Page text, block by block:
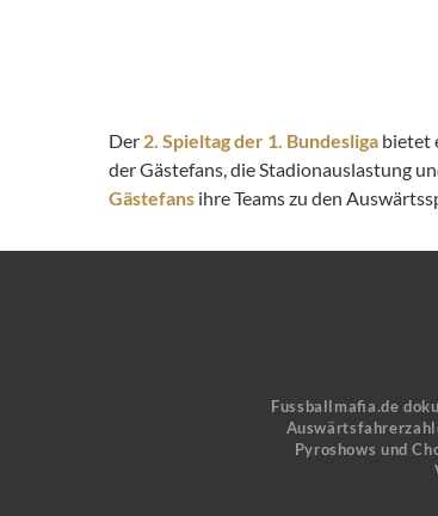
Der 2. Spieltag der 1. Bundesliga bietet
der Gästefans, die Stadionauslastung
Gästefans ihre Teams zu den
Fussballmafia.de
Pyroshows und